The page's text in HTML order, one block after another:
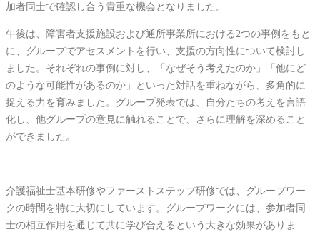
加者同士で確認し合う貴重な機会となりました。
午後は、障害者支援施設および通所事業所における2つの事例をもと
に、グループでアセスメントを行い、支援の方向性について検討し
ました。それぞれの事例に対し、「なぜそう考えたのか」「他にど
のような可能性があるのか」といった対話を重ねながら、多角的に
捉える力を育みました。グループ発表では、自分たちの考えを言語
化し、他グループの意見に触れることで、さらに理解を深めること
ができました。
介護福祉士基本研修やファーストステップ研修では、グループワー
クの時間を特に大切にしています。グループワークには、参加者同
士の相互作用を通じて共に学び合えるという大きな効果がありま